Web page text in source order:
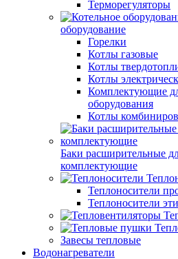
Терморегуляторы
оборудование
Горелки
Котлы газовые
Котлы
Котлы
Комплектующие
оборудования
Котлы
Баки расширительные
комплектующие
Теплоносители
Теплоносители
Завесы тепловые
Водонагреватели